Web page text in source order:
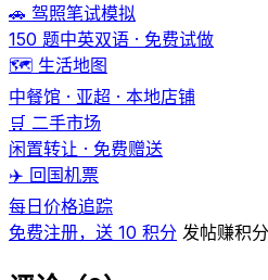
🚗 驾照笔试模拟
150 题中英双语 · 免费试做
🗺️ 生活地图
中餐馆 · 亚超 · 本地店铺
🛒 二手市场
闲置转让 · 免费赠送
✈️ 回国机票
每日价格追踪
免费注册，送 10 积分 发帖赚积